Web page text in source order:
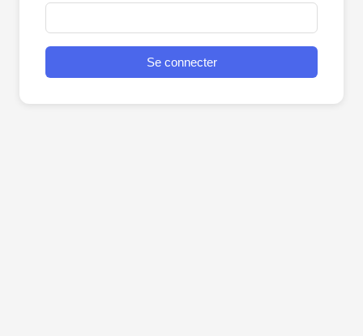
Se connecter